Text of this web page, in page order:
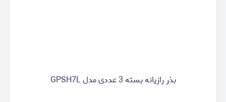
بذر رازیانه بسته 3 عددی مدل GPSH7L